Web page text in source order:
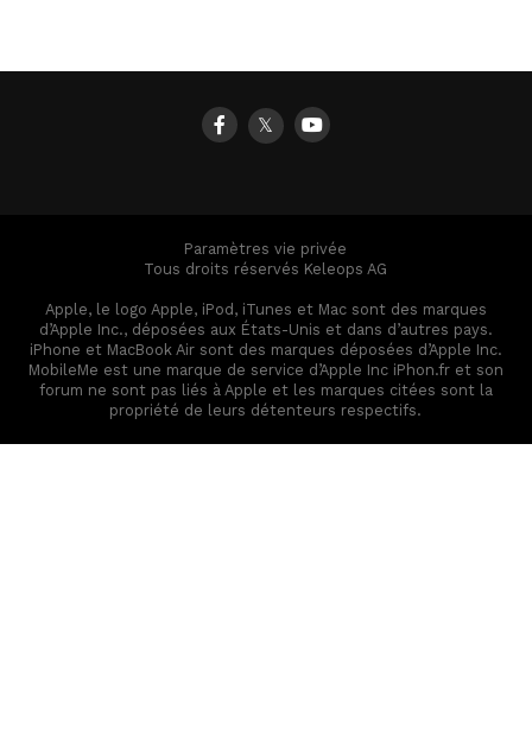
𝕏
Paramètres vie privée
Tous droits réservés Keleops AG
Apple, le logo Apple, iPod, iTunes et Mac sont des marques
d’Apple Inc., déposées aux États-Unis et dans d’autres pays.
iPhone et MacBook Air sont des marques déposées d’Apple Inc.
MobileMe est une marque de service d’Apple Inc iPhon.fr et son
forum ne sont pas liés à Apple et les marques citées sont la
propriété de leurs détenteurs respectifs.